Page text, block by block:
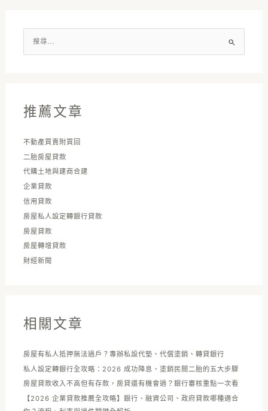
尋
:推薦文章
不動產買賣附買回
二胎房屋貸款
代購土地與建商合建
企業貸款
信用貸款
房屋私人設定轉銀行貸款
房屋貸款
房屋轉增貸款
財經新聞
相關文章
房屋有私人抵押無法過戶？專辦私設代墊、代償塗銷、轉貸銀行
私人設定轉銀行全攻略：2026 成功降息、塗銷民間二胎的五大步驟
房屋貸款收入不高但有存款，房貸還有機會過？銀行審核重點一次看
【2026 企業貸款推薦全攻略】銀行、融資公司、政府貸款哪種適合